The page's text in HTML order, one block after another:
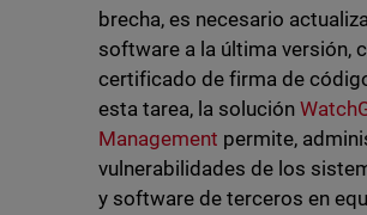
brecha, es necesario
software a la última versión,
certificado de firma de
esta tarea, la solución
Management permite,
vulnerabilidades de los
y software de terceros en